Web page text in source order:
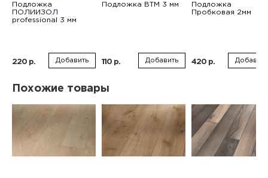
Подложка
ПОЛИИЗОЛ
professional 3 мм
220 р. Добавить
Подложка ВТМ 3 мм
110 р. Добавить
Подложка
Пробковая 2мм
420 р. Добавить
Похожие товары